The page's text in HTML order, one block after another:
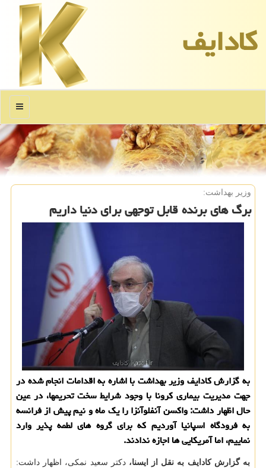
كادایف
منو
وزیر بهداشت:
برگ های برنده قابل توجهی برای دنیا داریم
به گزارش کادایف وزیر بهداشت با اشاره به اقدامات انجام شده در
جهت مدیریت بیماری کرونا با وجود شرایط سخت تحریمها، در عین
حال اظهار داشت: واکسن آنفلوآنزا را یک ماه و نیم پیش از فرانسه
به فرودگاه اسپانیا آوردیم که برای گروه های لطمه پذیر وارد
نماییم، اما آمریکایی ها اجازه ندادند.
به گزارش کادایف به نقل از ایسنا،دکتر سعید نمکی، اظهار داشت: